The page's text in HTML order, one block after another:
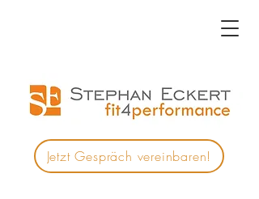
Jetzt Gespräch vereinbaren!